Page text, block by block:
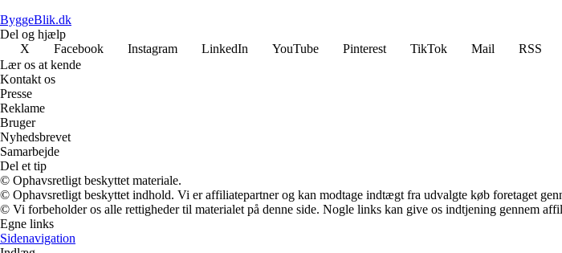
ByggeBlik.dk
Del og hjælp
X
Facebook Instagram LinkedIn YouTube Pinterest TikTok Mail
RSS
Lær os at kende
Kontakt os
Presse
Reklame
Bruger
Nyhedsbrevet
Samarbejde
Del et tip
© Ophavsretligt beskyttet materiale.
© Ophavsretligt beskyttet indhold. Vi er affiliatepartner og kan modtage indtægt fra udvalgte køb foretaget
© Vi forbeholder os alle rettigheder til materialet på denne side. Nogle links kan give os indtjening gennem
Egne links
Sidenavigation